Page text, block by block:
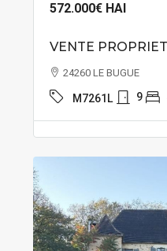
572.000€ HAI
VENTE
24260 LE BUGUE
M7261L 9